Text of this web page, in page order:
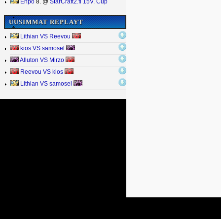
Enpo 8. @ StarCraft2.fi 15V. Cup
UUSIMMAT REPLAYT
Lithian VS Reevou
kios VS samosel
Alluton VS Mirzo
Reevou VS kios
Lithian VS samosel